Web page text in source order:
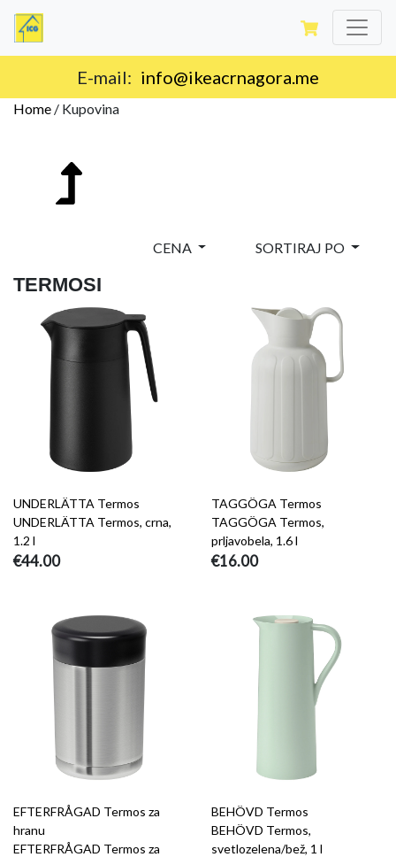
E-mail: info@ikeacrnagora.me
Home / Kupovina
CENA SORTIRAJ PO
TERMOSI
UNDERLÄTTA Termos
UNDERLÄTTA Termos, crna,
1.2 l
€44.00
TAGGÖGA Termos
TAGGÖGA Termos,
prljavobela, 1.6 l
€16.00
EFTERFRÅGAD Termos za
hranu
EFTERFRÅGAD Termos za
BEHÖVD Termos
BEHÖVD Termos,
svetlozelena/bež, 1 l